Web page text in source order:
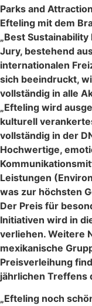
Parks and
Efteling mit dem
„Best
Jury, bestehend
internationalen
sich beeindruckt,
vollständig in alle
„Efteling wird
kulturell
vollständig in der
Hochwertige,
Leistungen
was zur höchsten
Der Preis für
Initiativen wird in
verliehen. Weitere
mexikanische
Preisverleihung
jährlichen Treffens
„Efteling noch